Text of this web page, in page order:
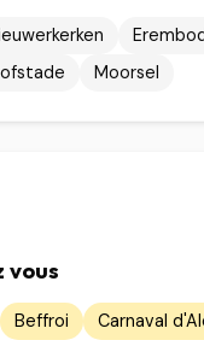
Moorsel
vous
Beffroi
Carnaval